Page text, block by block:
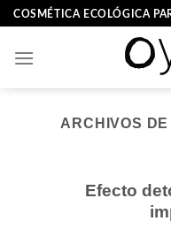
Skip
content
COSMÉTICA ECOLÓGICA
ARCHIVOS
Efecto